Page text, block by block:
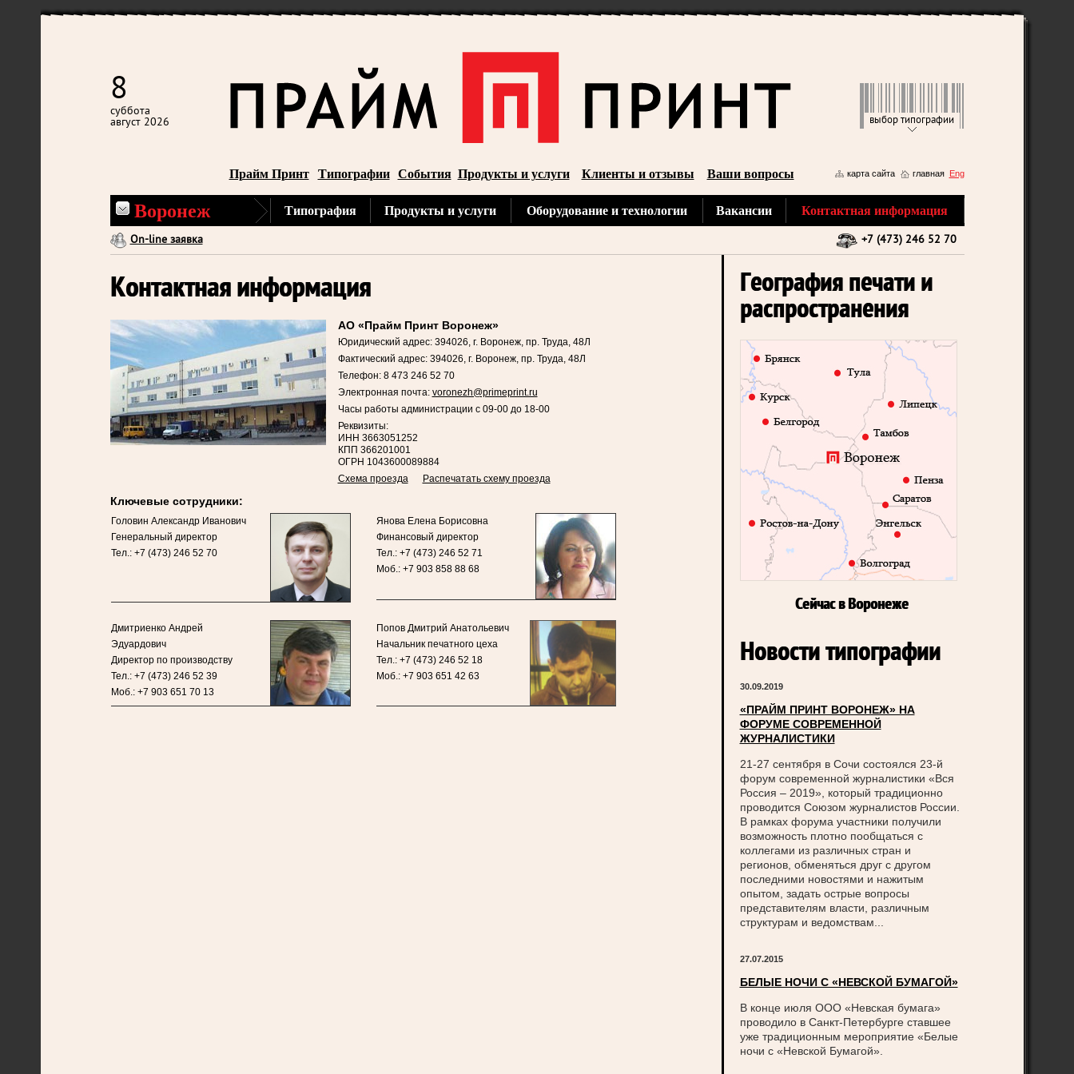
8
суббота
август 2026 выбор типографии
Eng
карта сайта главная
Прайм Принт Типографии События Продукты и услуги Клиенты и отзывы Ваши вопросы
Воронеж Типография Продукты и услуги Оборудование и технологии Вакансии Контактная информация
On-line заявка +7 (473) 246 52 70
Контактная информация
АО «Прайм Принт Воронеж»
Юридический адрес: 394026, г. Воронеж, пр. Труда, 48Л
Фактический адрес: 394026, г. Воронеж, пр. Труда, 48Л
Телефон: 8 473 246 52 70
Электронная почта: voronezh@primeprint.ru
Часы работы администрации с 09-00 до 18-00
Реквизиты:
ИНН 3663051252
КПП 366201001
ОГРН 1043600089884
Схема проезда
Распечатать схему проезда
Ключевые сотрудники:
Головин Александр Иванович
Генеральный директор
Тел.: +7 (473) 246 52 70
Янова Елена Борисовна
Финансовый директор
Тел.: +7 (473) 246 52 71
Моб.: +7 903 858 88 68
Дмитриенко Андрей
Эдуардович
Директор по производству
Тел.: +7 (473) 246 52 39
Моб.: +7 903 651 70 13
Попов Дмитрий Анатольевич
Начальник печатного цеха
Тел.: +7 (473) 246 52 18
Моб.: +7 903 651 42 63
География печати и
распространения
Сейчас в Воронеже
Новости типографии
30.09.2019
«ПРАЙМ ПРИНТ ВОРОНЕЖ» НА
ФОРУМЕ СОВРЕМЕННОЙ
ЖУРНАЛИСТИКИ
21-27 сентября в Сочи состоялся 23-й
форум современной журналистики «Вся
Россия – 2019», который традиционно
проводится Союзом журналистов России.
В рамках форума участники получили
возможность плотно пообщаться с
коллегами из различных стран и
регионов, обменяться друг с другом
последними новостями и нажитым
опытом, задать острые вопросы
представителям власти, различным
структурам и ведомствам...
27.07.2015
БЕЛЫЕ НОЧИ С «НЕВСКОЙ БУМАГОЙ»
В конце июля ООО «Невская бумага»
проводило в Санкт-Петербурге ставшее
уже традиционным мероприятие «Белые
ночи с «Невской Бумагой».